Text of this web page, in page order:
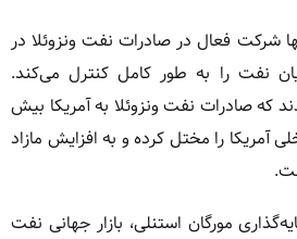
شرکت فعال در صادرات نفت ونزوئلا در
نفت را به طور کامل کنترل می‌کند.
که صادرات نفت ونزوئلا به آمریکا بیش
آمریکا را مختل کرده و به افزایش مازاد
مورگان استنلی، بازار جهانی نفت